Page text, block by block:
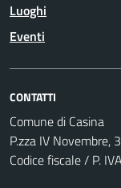
Luoghi
Eventi
CONTATTI
Comune di Casina
P.zza IV Novembre,
Codice fiscale / P.